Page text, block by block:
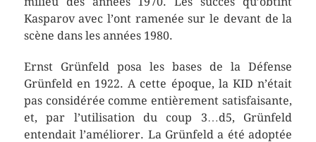
Kasparov avec l’ont ramenée sur le devant de la
scène dans les années 1980.
Ernst Grünfeld posa les bases de la Défense
Grünfeld en 1922. A cette époque, la KID n’était
pas considérée comme entièrement satisfaisante,
et, par l’utilisation du coup 3…d5, Grünfeld
entendait l’améliorer. La Grünfeld a été adoptée